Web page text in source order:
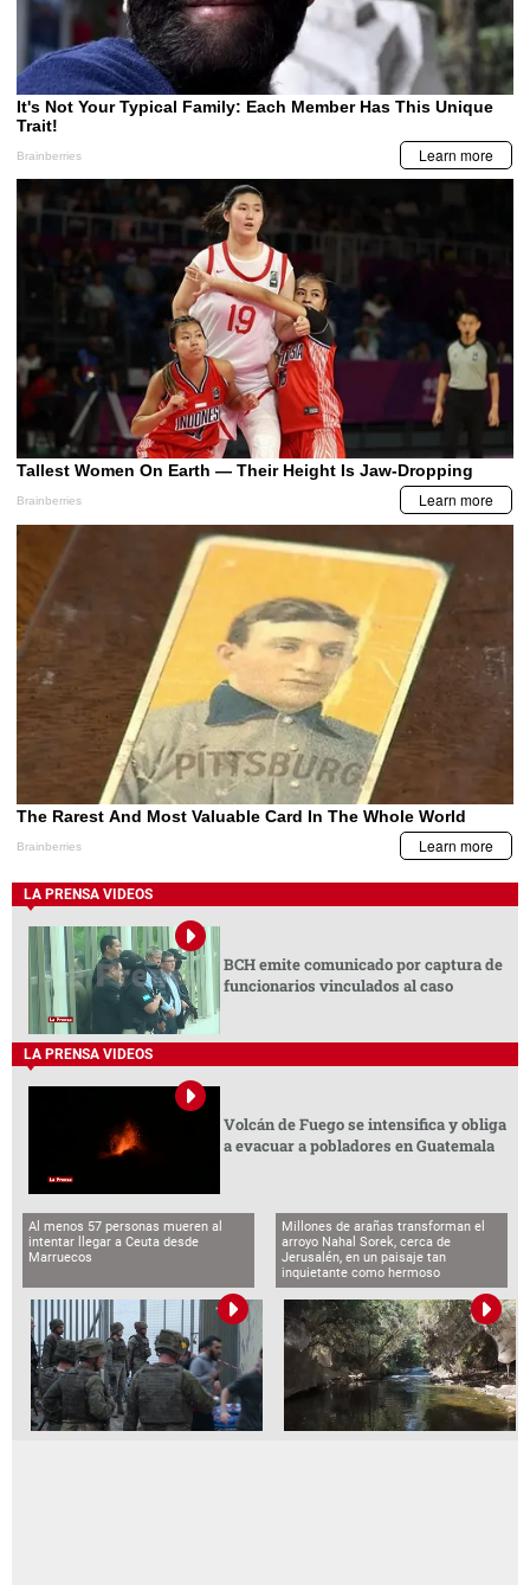
LA PRENSA VIDEOS
BCH emite comunicado por captura de
funcionarios vinculados al caso
LA PRENSA VIDEOS
Volcán de Fuego se intensifica y obliga
a evacuar a pobladores en Guatemala
Al menos 57 personas mueren al
intentar llegar a Ceuta desde
Marruecos
Millones de arañas transforman el
arroyo Nahal Sorek, cerca de
Jerusalén, en un paisaje tan
inquietante como hermoso